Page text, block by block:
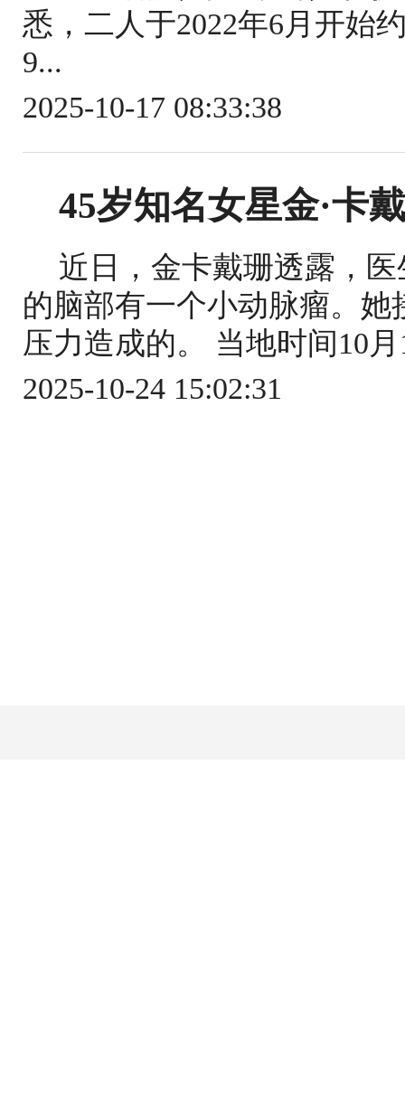
悉，二人于2022年6月开始
9...
2025-10-17 08:33:38
45岁知名女星金·卡
近日，金卡戴珊透露，
的脑部有一个小动脉瘤。
压力造成的。 当地时间10
2025-10-24 15:02:31